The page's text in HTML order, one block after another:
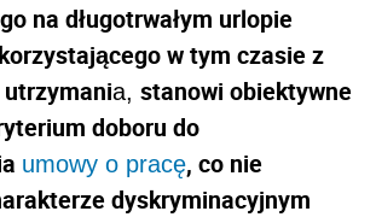
na długotrwałym urlopie
w tym czasie z
utrzymania, stanowi obiektywne
doboru do
umowy o pracę, co nie
dyskryminacyjnym